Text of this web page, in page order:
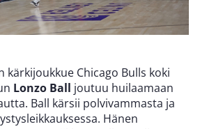
kärkijoukkue Chicago Bulls koki
Lonzo Ball joutuu huilaamaan
Ball kärsii polvivammasta ja
Hänen